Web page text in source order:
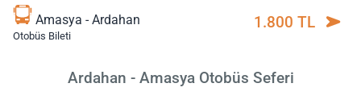
Amasya - Ardahan
Otobüs Bileti
1.800 TL
Ardahan - Amasya Otobüs Seferi